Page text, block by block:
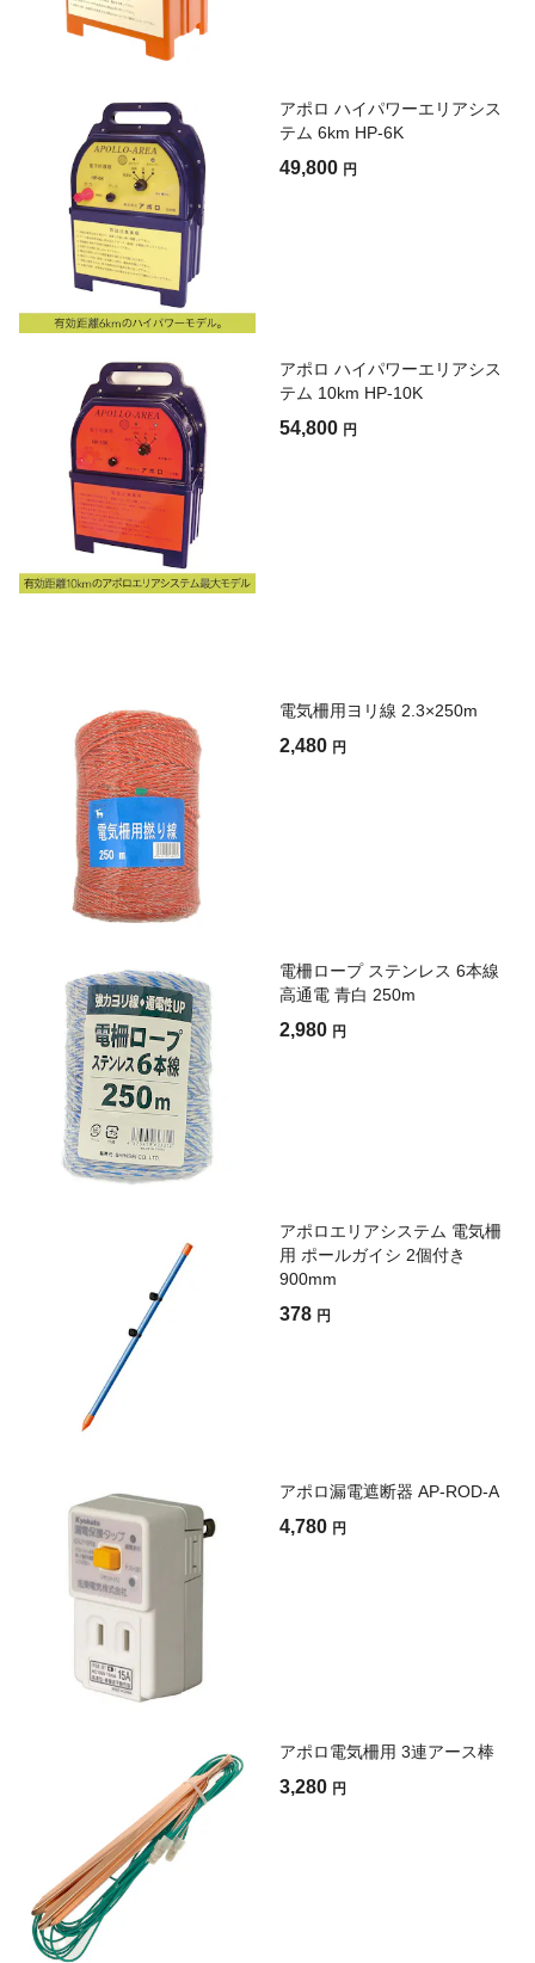
アポロ ハイパワーエリアシス
テム 6km HP-6K
49,800 円
アポロ ハイパワーエリアシス
テム 10km HP-10K
54,800 円
電気柵用ヨリ線 2.3×250m
2,480 円
電柵ロープ ステンレス 6本線
高通電 青白 250m
2,980 円
アポロエリアシステム 電気柵
用 ポールガイシ 2個付き
900mm
378 円
アポロ漏電遮断器 AP-ROD-A
4,780 円
アポロ電気柵用 3連アース棒
3,280 円